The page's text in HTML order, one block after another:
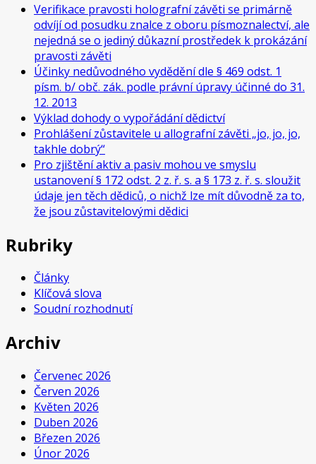
Verifikace pravosti holografní závěti se primárně
odvíjí od posudku znalce z oboru písmoznalectví, ale
nejedná se o jediný důkazní prostředek k prokázání
pravosti závěti
Účinky nedůvodného vydědění dle § 469 odst. 1
písm. b/ obč. zák. podle právní úpravy účinné do 31.
12. 2013
Výklad dohody o vypořádání dědictví
Prohlášení zůstavitele u allografní závěti „jo, jo, jo,
takhle dobrý“
Pro zjištění aktiv a pasiv mohou ve smyslu
ustanovení § 172 odst. 2 z. ř. s. a § 173 z. ř. s. sloužit
údaje jen těch dědiců, o nichž lze mít důvodně za to,
že jsou zůstavitelovými dědici
Rubriky
Články
Klíčová slova
Soudní rozhodnutí
Archiv
Červenec 2026
Červen 2026
Květen 2026
Duben 2026
Březen 2026
Únor 2026